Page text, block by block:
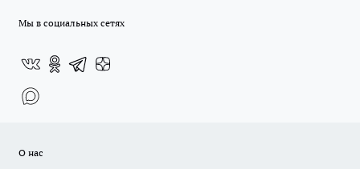
Мы в социальных сетях
О нас